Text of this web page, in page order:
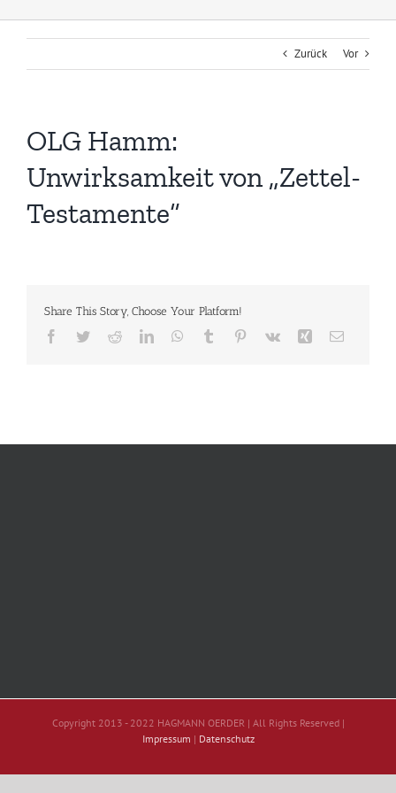
Zurück Vor
OLG Hamm:
Unwirksamkeit von „Zettel-
Testamente“
Share This Story, Choose Your Platform!
Facebook
TwitterRedditLinkedInWhatsApp
Tumblr Pinterest
Vk Xing E-
Copyright 2013 - 2022 HAGMANN OERDER | All Rights Reserved |
Impressum | Datenschutz